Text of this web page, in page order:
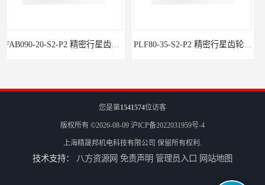
您是第1541574位访客
版权所有 ©2026-08-09 沪ICP备2022031959号-4
上海精晟邦机电科技有限公司 保留所有权利.
技术支持： 八方资源网 免责声明 管理员入口 网站地图